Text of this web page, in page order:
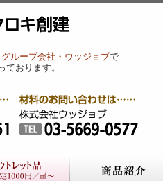
グループ会社・ウッジョブで
ております。